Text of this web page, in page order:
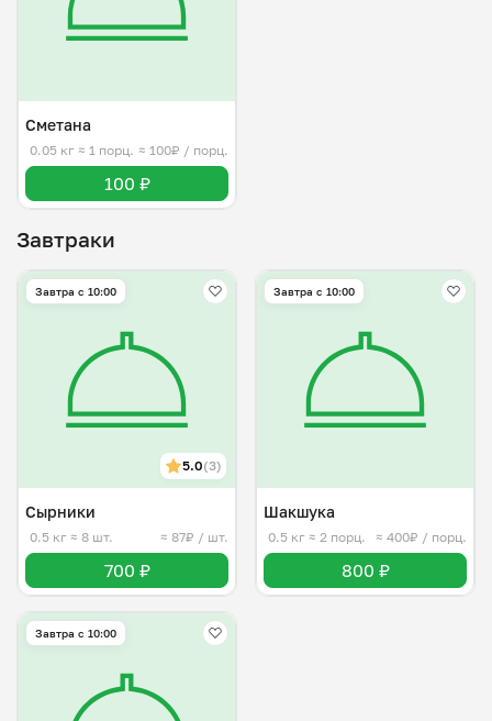
Сметана
0.05 кг ≈ 1 порц. ≈ 100₽ / порц.
100 ₽
Завтраки
Завтра c 10:00
5.0(3)
Сырники
0.5 кг ≈ 8 шт. ≈ 87₽ / шт.
700 ₽
Завтра c 10:00
Шакшука
0.5 кг ≈ 2 порц. ≈ 400₽ / порц.
800 ₽
Завтра c 10:00